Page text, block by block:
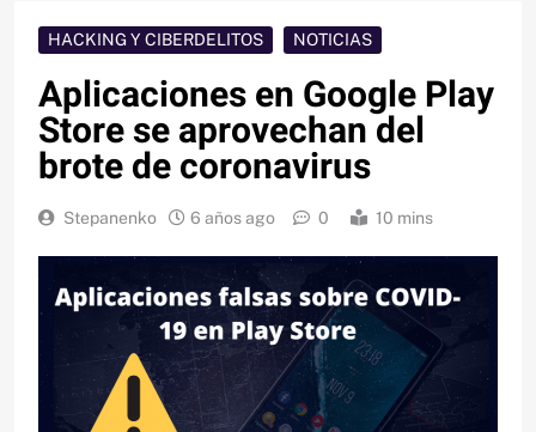
HACKING Y CIBERDELITOS NOTICIAS
Aplicaciones en Google Play
Store se aprovechan del
brote de coronavirus
Stepanenko 6 años ago 0 10 mins